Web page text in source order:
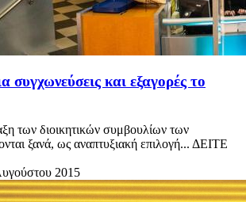
συγχωνεύσεις και εξαγορές το
των διοικητικών συμβουλίων των
ξανά, ως αναπτυξιακή επιλογή... ΔΕΙΤΕ
2015